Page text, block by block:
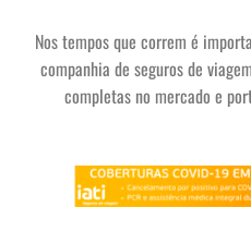
Nos tempos que correm é
companhia de seguros de
completas no mercado e